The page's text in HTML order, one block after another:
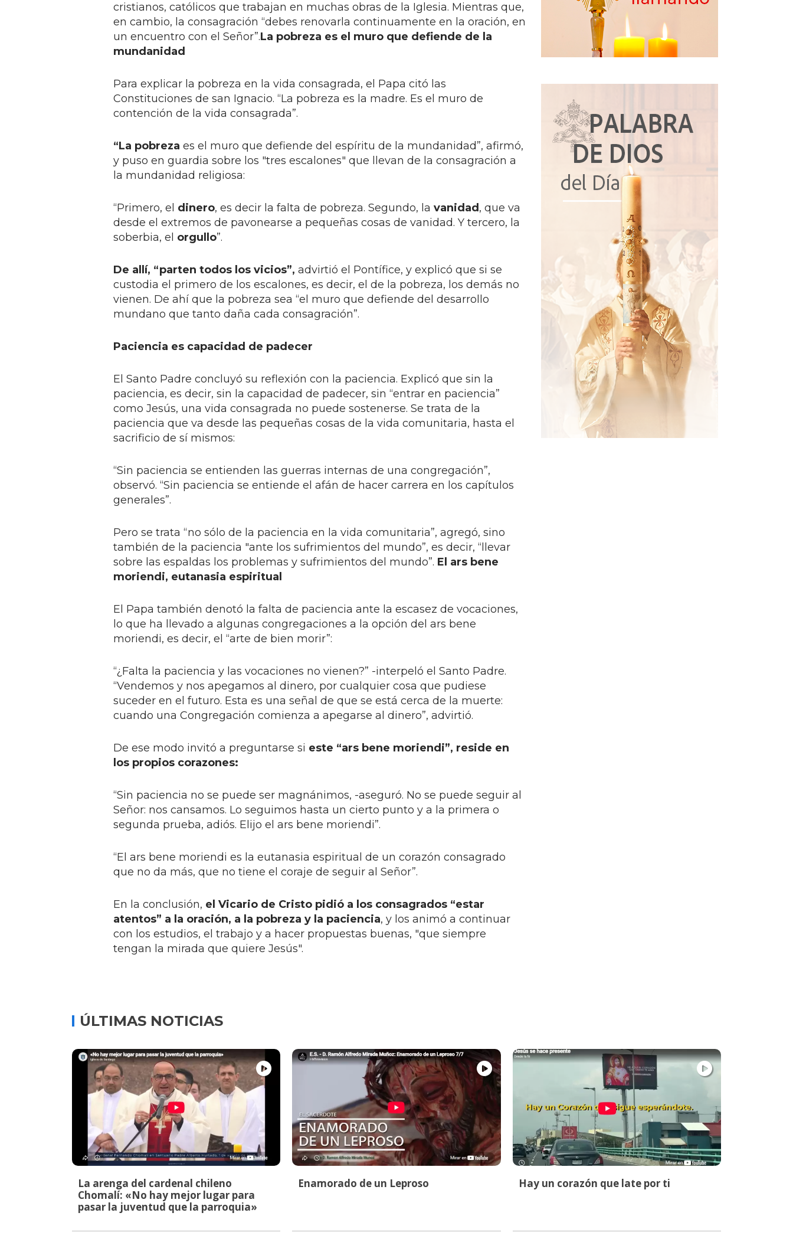
cristianos, católicos que trabajan en muchas obras de la Iglesia. Mientras que,
en cambio, la consagración “debes renovarla continuamente en la oración, en
un encuentro con el Señor”.La pobreza es el muro que defiende de la
mundanidad
Para explicar la pobreza en la vida consagrada, el Papa citó las
Constituciones de san Ignacio. “La pobreza es la madre. Es el muro de
contención de la vida consagrada”.
“La pobreza es el muro que defiende del espíritu de la mundanidad”, afirmó,
y puso en guardia sobre los "tres escalones" que llevan de la consagración a
la mundanidad religiosa:
“Primero, el dinero, es decir la falta de pobreza. Segundo, la vanidad , que va
desde el extremos de pavonearse a pequeñas cosas de vanidad. Y tercero, la
soberbia, el orgullo”.
De allí, “parten todos los vicios”, advirtió el Pontífice, y explicó que si se
custodia el primero de los escalones, es decir, el de la pobreza, los demás no
vienen. De ahí que la pobreza sea “el muro que defiende del desarrollo
mundano que tanto daña cada consagración”.
Paciencia es capacidad de padecer
El Santo Padre concluyó su reflexión con la paciencia. Explicó que sin la
paciencia, es decir, sin la capacidad de padecer, sin “entrar en paciencia”
como Jesús, una vida consagrada no puede sostenerse. Se trata de la
paciencia que va desde las pequeñas cosas de la vida comunitaria, hasta el
sacrificio de sí mismos:
“Sin paciencia se entienden las guerras internas de una congregación”,
observó. “Sin paciencia se entiende el afán de hacer carrera en los capítulos
generales”.
Pero se trata “no sólo de la paciencia en la vida comunitaria”, agregó, sino
también de la paciencia "ante los sufrimientos del mundo”, es decir, “llevar
sobre las espaldas los problemas y sufrimientos del mundo”. El ars bene
moriendi, eutanasia espiritual
El Papa también denotó la falta de paciencia ante la escasez de vocaciones,
lo que ha llevado a algunas congregaciones a la opción del ars bene
moriendi, es decir, el “arte de bien morir”:
“¿Falta la paciencia y las vocaciones no vienen?” -interpeló el Santo Padre.
“Vendemos y nos apegamos al dinero, por cualquier cosa que pudiese
suceder en el futuro. Esta es una señal de que se está cerca de la muerte:
cuando una Congregación comienza a apegarse al dinero”, advirtió.
De ese modo invitó a preguntarse si este “ars bene moriendi”, reside en
los propios corazones:
“Sin paciencia no se puede ser magnánimos, -aseguró. No se puede seguir al
Señor: nos cansamos. Lo seguimos hasta un cierto punto y a la primera o
segunda prueba, adiós. Elijo el ars bene moriendi”.
“El ars bene moriendi es la eutanasia espiritual de un corazón consagrado
que no da más, que no tiene el coraje de seguir al Señor”.
En la conclusión, el Vicario de Cristo pidió a los consagrados “estar
atentos” a la oración, a la pobreza y la paciencia, y los animó a continuar
con los estudios, el trabajo y a hacer propuestas buenas, "que siempre
tengan la mirada que quiere Jesús".
ÚLTIMAS NOTICIAS
La arenga del cardenal chileno
Chomalí: «No hay mejor lugar para
pasar la juventud que la parroquia»
Enamorado de un Leproso Hay un corazón que late por ti